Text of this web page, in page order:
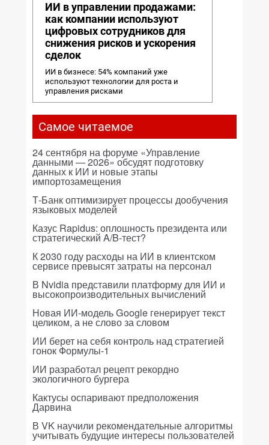
ИИ в управлении продажами:
как компании используют
цифровых сотрудников для
снижения рисков и ускорения
сделок
ИИ в бизнесе: 54% компаний уже
используют технологии для роста и
управления рисками
Самое читаемое
24 сентября на форуме «Управление
данными — 2026» обсудят подготовку
данных к ИИ и новые этапы
импортозамещения
Т-Банк оптимизирует процессы дообучения
языковых моделей
Казус Rapidus: оплошность президента или
стратегический A/B-тест?
К 2030 году расходы на ИИ в клиентском
сервисе превысят затраты на персонал
В Nvidia представили платформу для ИИ и
высокопроизводительных вычислений
Новая ИИ-модель Google генерирует текст
целиком, а не слово за словом
ИИ берет на себя контроль над стратегией
гонок Формулы-1
ИИ разработал рецепт рекордно
экологичного бургера
Кактусы оспаривают предположения
Дарвина
В VK научили рекомендательные алгоритмы
учитывать будущие интересы пользователей